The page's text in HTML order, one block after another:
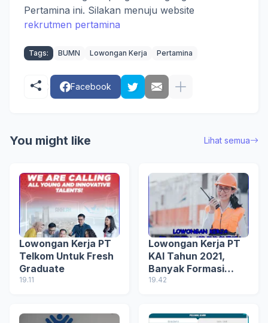
Pertamina ini. Silakan menuju website
rekrutmen pertamina
Tags: BUMN Lowongan Kerja Pertamina
Facebook
You might like Lihat semua
Lowongan Kerja PT
Telkom Untuk Fresh
Graduate
19.11
Lowongan Kerja PT
KAI Tahun 2021,
Banyak Formasi
Untuk Lulusan SLTA
19.42